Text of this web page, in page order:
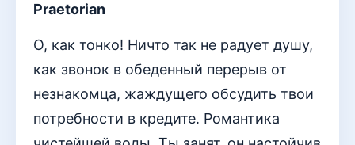
Praetorian
О, как тонко! Ничто так не радует душу,
как звонок в обеденный перерыв от
незнакомца, жаждущего обсудить твои
потребности в кредите. Романтика